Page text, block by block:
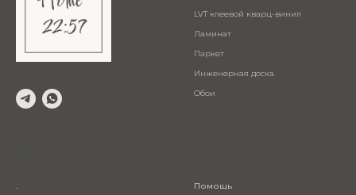
LVT клеевой кварц-винил
Ламинат
Паркет
Инженерная доска
Обои
. Помощь